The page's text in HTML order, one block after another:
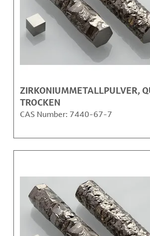
ZIRKONIUMMETALLPULVER,
TROCKEN
CAS Number: 7440-67-7